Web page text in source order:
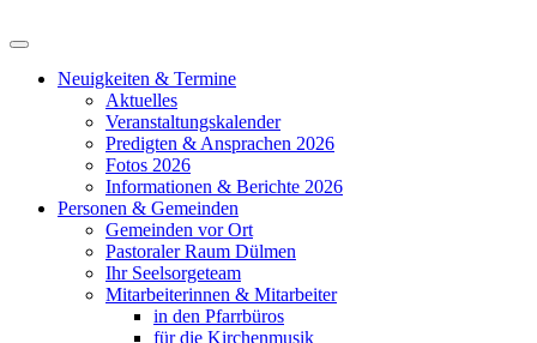
Neuigkeiten & Termine
Aktuelles
Veranstaltungskalender
Predigten & Ansprachen 2026
Fotos 2026
Informationen & Berichte 2026
Personen & Gemeinden
Gemeinden vor Ort
Pastoraler Raum Dülmen
Ihr Seelsorgeteam
Mitarbeiterinnen & Mitarbeiter
in den Pfarrbüros
für die Kirchenmusik